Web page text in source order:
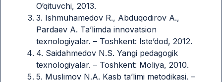
O‘qituvchi, 2013.
3. Ishmuhamedov R., Abduqodirov A.,
Pardaev A. Ta’limda innovatsion
texnologiyalar. – Toshkent: Iste’dod, 2012.
4. Saidahmedov N.S. Yangi pedagogik
texnologiyalar. – Toshkent: Moliya, 2010.
5. Muslimov N.A. Kasb ta’limi metodikasi. –